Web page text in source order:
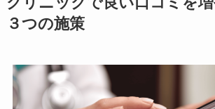
３つの施策